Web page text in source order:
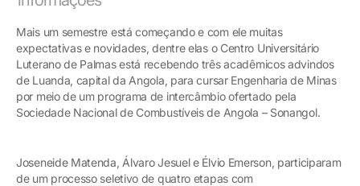
Mais um semestre está começando e com ele muitas
expectativas e novidades, dentre elas o Centro Universitário
Luterano de Palmas está recebendo três acadêmicos advindos
de Luanda, capital da Angola, para cursar Engenharia de Minas
por meio de um programa de intercâmbio ofertado pela
Sociedade Nacional de Combustíveis de Angola – Sonangol.
Joseneide Matenda, Álvaro Jesuel e Élvio Emerson, participaram
de um processo seletivo de quatro etapas com